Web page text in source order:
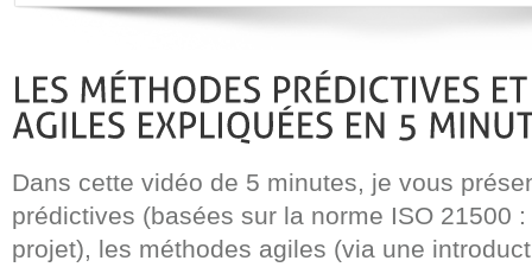
Dans cette vidéo de 5 minutes, je vous
prédictives (basées sur la norme ISO 21500
projet), les méthodes agiles (via une